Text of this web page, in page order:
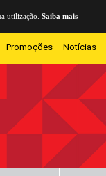
utilização. Saiba mais
Promoções Notícias